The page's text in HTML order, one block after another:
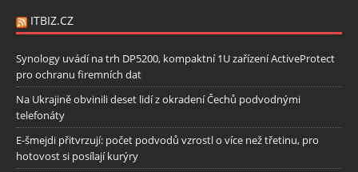
ITBIZ.CZ
Synology uvádí na trh DP5200, kompaktní 1U zařízení ActiveProtect
pro ochranu firemních dat
Na Ukrajině obvinili deset lidí z okradení Čechů podvodnými
telefonáty
E-šmejdi přitvrzují: počet podvodů vzrostl o více než třetinu, pro
hotovost si posílají kurýry